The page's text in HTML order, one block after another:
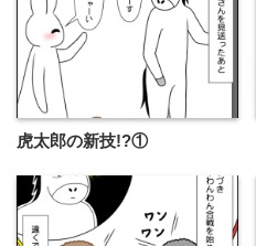
虎太郎の新技!?①